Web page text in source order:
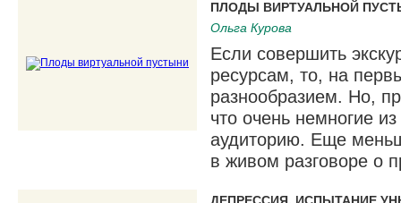
ПЛОДЫ ВИРТУАЛЬНОЙ
Ольга Курова
Если совершить
ресурсам, то, на
разнообразием. Но,
что очень немногие
аудиторию. Еще
в живом разговоре о